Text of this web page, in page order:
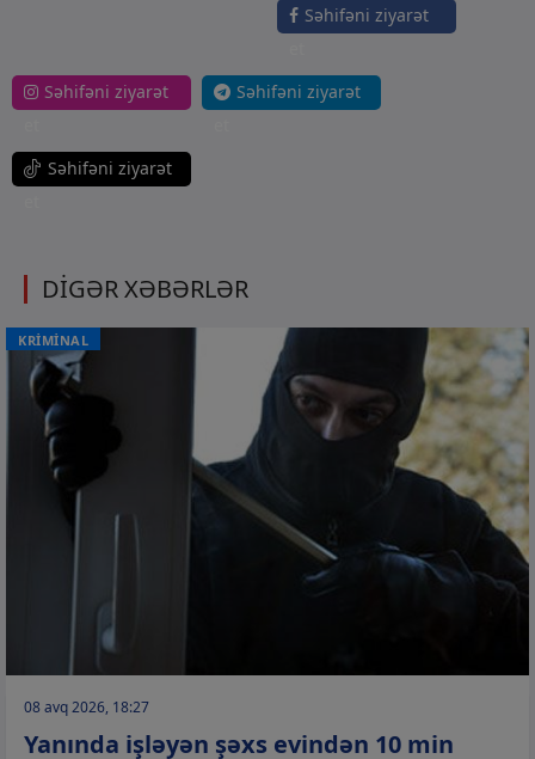
Səhifəni ziyarət
Səhifəni ziyarət
Səhifəni ziyarət
Səhifəni ziyarət
DİGƏR XƏBƏRLƏR
KRİMİNAL
08 avq 2026, 18:27
Yanında işləyən şəxs evindən 10 min